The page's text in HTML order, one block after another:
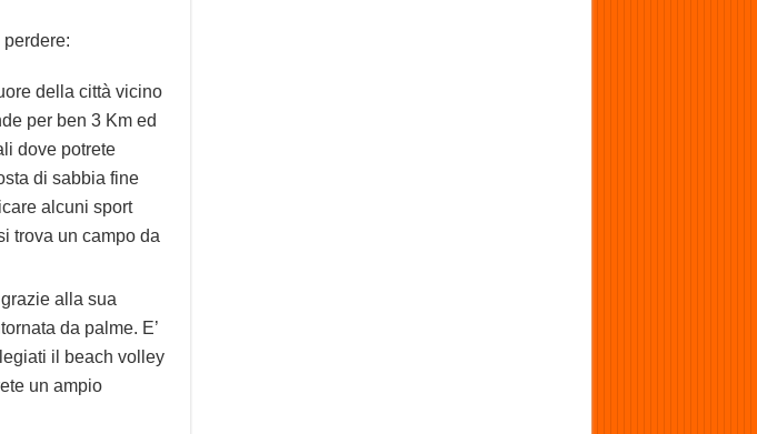
della città vicino
per ben 3 Km ed
dove potrete
di sabbia fine
alcuni sport
trova un campo da
alla sua
da palme. E’
il beach volley
un ampio